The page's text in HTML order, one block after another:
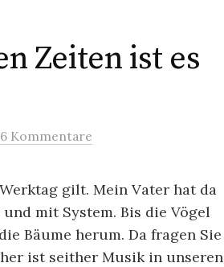
Zeiten ist es
Kommentare
gilt. Mein Vater hat da
mit System. Bis die Vögel
Bäume herum. Da fragen Sie
ist seither Musik in unseren